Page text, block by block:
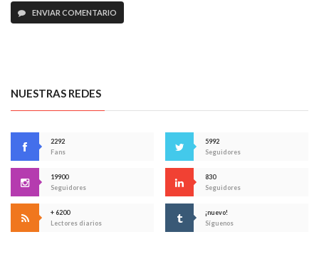
ENVIAR COMENTARIO
NUESTRAS REDES
2292
Fans
5992
Seguidores
19900
Seguidores
830
Seguidores
+ 6200
Lectores diarios
¡nuevo!
Síguenos